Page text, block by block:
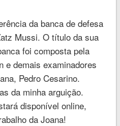
da banca de defesa
Mussi. O título da sua
foi composta pela
e demais examinadores
Pedro Cesarino.
da minha arguição.
disponível online,
da Joana!